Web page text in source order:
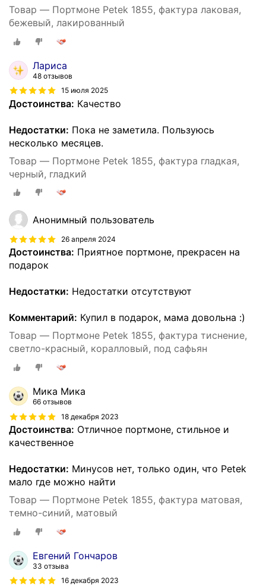
Товар — Портмоне Petek 1855, фактура лаковая,
бежевый, лакированный
Лариса
48 отзывов
15 июля 2025
Достоинства: Качество
Недостатки: Пока не заметила. Пользуюсь
несколько месяцев.
Товар — Портмоне Petek 1855, фактура гладкая,
черный, гладкий
Анонимный пользователь
26 апреля 2024
Достоинства: Приятное портмоне, прекрасен на
подарок
Недостатки: Недостатки отсутствуют
Комментарий: Купил в подарок, мама довольна :)
Товар — Портмоне Petek 1855, фактура тиснение,
светло-красный, коралловый, под сафьян
Мика Мика
66 отзывов
18 декабря 2023
Достоинства: Отличное портмоне, стильное и
качественное
Недостатки: Минусов нет, только один, что Petek
мало где можно найти
Товар — Портмоне Petek 1855, фактура матовая,
темно-синий, матовый
Евгений Гончаров
33 отзыва
16 декабря 2023